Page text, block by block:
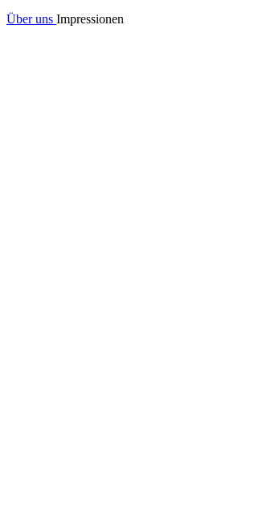
Über uns Impressionen